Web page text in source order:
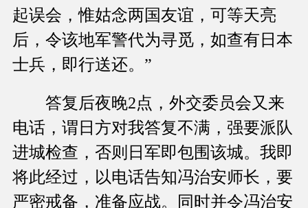
起误会，惟姑念两国友谊，可等天亮
后，令该地军警代为寻觅，如查有日本
士兵，即行送还。”
答复后夜晚2点，外交委员会又来
电话，谓日方对我答复不满，强要派队
进城检查，否则日军即包围该城。我即
将此经过，以电话告知冯治安师长，要
严密戒备，准备应战。同时并令冯治安